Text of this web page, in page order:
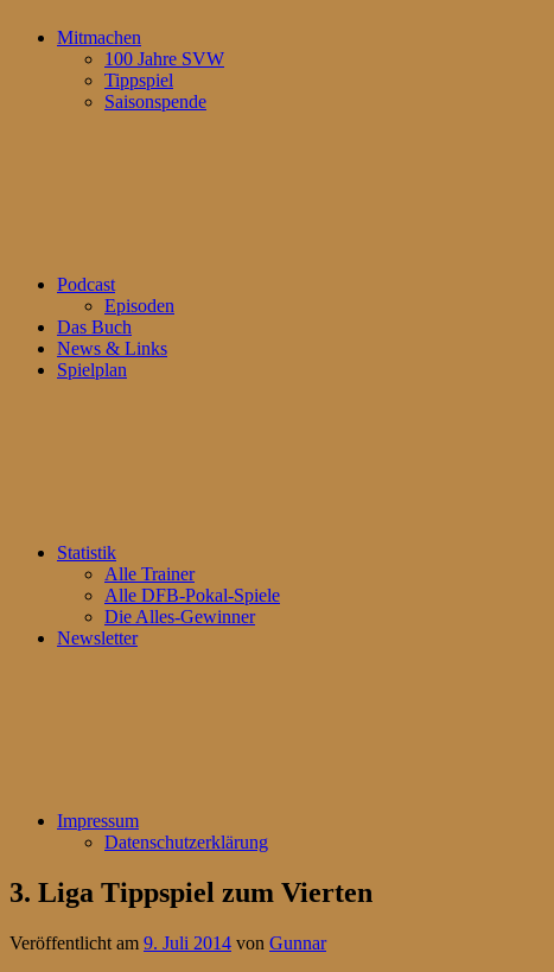
Mitmachen
100 Jahre SVW
Tippspiel
Saisonspende
Podcast
Episoden
Das Buch
News & Links
Spielplan
Statistik
Alle Trainer
Alle DFB-Pokal-Spiele
Die Alles-Gewinner
Newsletter
Impressum
Datenschutzerklärung
3. Liga Tippspiel zum Vierten
Veröffentlicht am 9. Juli 2014 von Gunnar